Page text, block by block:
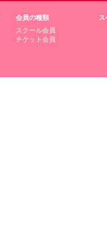
会員の種類
スクール会員
チケット会員